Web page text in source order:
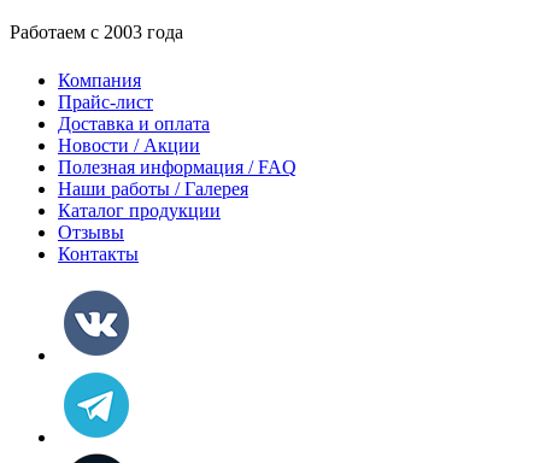
Работаем с 2003 года
Компания
Прайс-лист
Доставка и оплата
Новости / Акции
Полезная информация / FAQ
Наши работы / Галерея
Каталог продукции
Отзывы
Контакты